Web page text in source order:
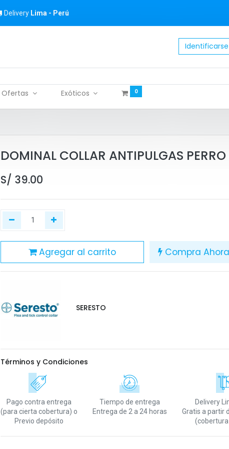
Delivery Lima - Perú
Identificarse
Ofertas Exóticos 0
DOMINAL COLLAR ANTIPULGAS
S/ 39.00
Agregar al carrito Compra Ahora
SERESTO
Términos y Condiciones
Pago contra entrega
(para cierta cobertura) o
Previo depósito
Tiempo de entrega
Entrega de 2 a 24 horas
Delivery
Gratis a partir